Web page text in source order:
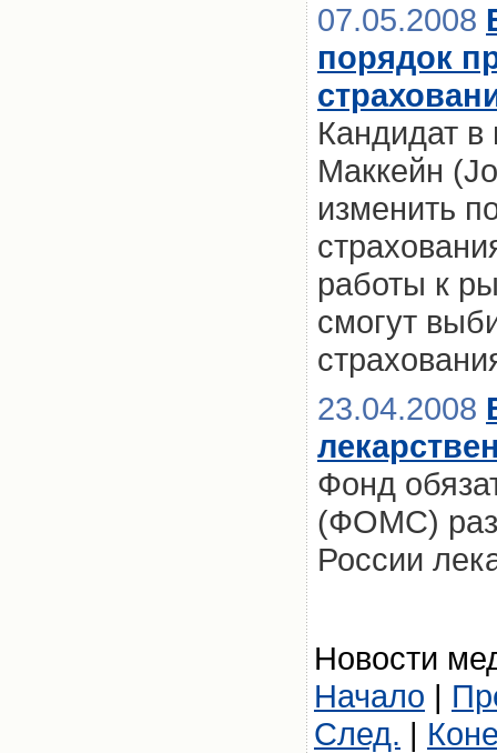
07.05.2008
порядок
Кандидат
Маккейн
изменить
работы к
смогут
23.04.2008
Фонд
(ФОМС)
России
Новости
Начало |
След. |